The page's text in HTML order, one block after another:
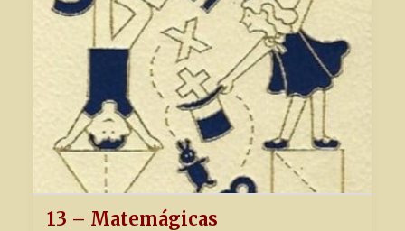
13 – Matemágicas